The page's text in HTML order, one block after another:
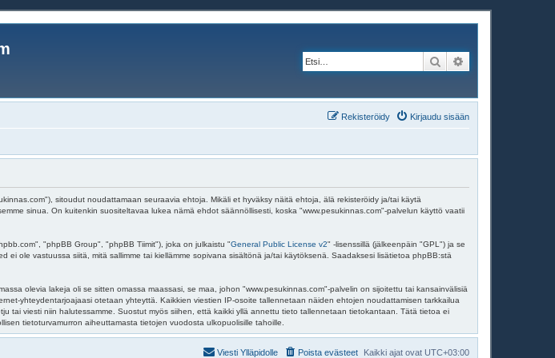
Etsi
Kirjaudu sisään
Rekisteröidy
sitoudut noudattamaan seuraavia ehtoja. Mikäli et hyväksy näitä ehtoja, älä rekisteröidy ja/tai käytä
sinua. On kuitenkin suositeltavaa lukea nämä ehdot säännöllisesti, koska "www.pesukinnas.com"-palvelun käyttö vaatii
"phpBB Group", "phpBB Tiimit"), joka on julkaistu "General Public License v2" -lisenssillä (jälkeenpäin "GPL") ja se
ei ole vastuussa siitä, mitä sallimme tai kiellämme sopivana sisältönä ja/tai käytöksenä. Saadaksesi lisätietoa phpBB:stä
olevia lakeja oli se sitten omassa maassasi, se maa, johon "www.pesukinnas.com"-palvelin on sijoitettu tai kansainvälisiä
yhteydentarjoajaasi otetaan yhteyttä. Kaikkien viestien IP-osoite tallennetaan näiden ehtojen noudattamisen tarkkailua
tai viesti niin halutessamme. Suostut myös siihen, että kaikki yllä annettu tieto tallennetaan tietokantaan. Tätä tietoa ei
tietoturvamurron aiheuttamasta tietojen vuodosta ulkopuolisille tahoille.
Kaikki ajat ovat UTC+03:00
Poista evästeet
Viesti Ylläpidolle